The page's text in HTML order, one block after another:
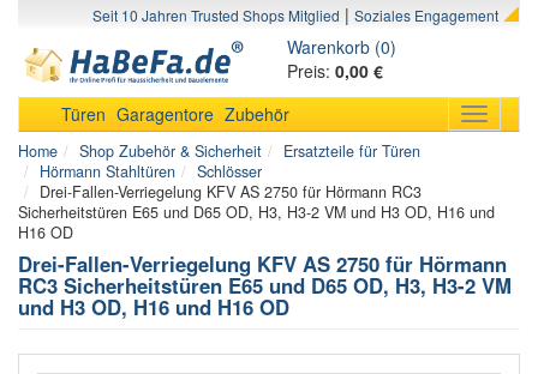
Seit 10 Jahren Trusted Shops Mitglied | Soziales Engagement
Warenkorb (0)
Preis: 0,00 €
Toggle
Türen Garagentore Zubehör
Home Shop Zubehör & Sicherheit
Ersatzteile für Türen
Hörmann Stahltüren
Schlösser
Drei-Fallen-Verriegelung KFV AS 2750 für Hörmann RC3
Sicherheitstüren E65 und D65 OD, H3, H3-2 VM und H3 OD, H16 und
H16 OD
Drei-Fallen-Verriegelung KFV AS 2750 für Hörmann
RC3 Sicherheitstüren E65 und D65 OD, H3, H3-2 VM
und H3 OD, H16 und H16 OD